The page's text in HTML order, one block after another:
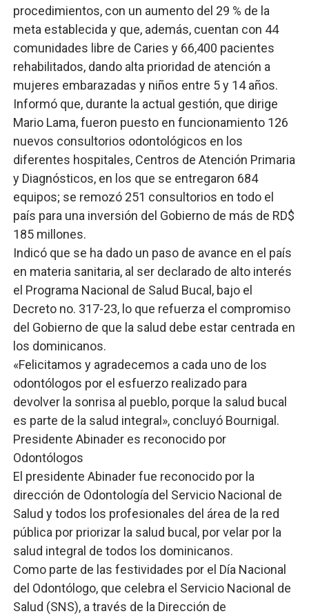
procedimientos, con un aumento del 29 % de la
meta establecida y que, además, cuentan con 44
comunidades libre de Caries y 66,400 pacientes
rehabilitados, dando alta prioridad de atención a
mujeres embarazadas y niños entre 5 y 14 años.
Informó que, durante la actual gestión, que dirige
Mario Lama, fueron puesto en funcionamiento 126
nuevos consultorios odontológicos en los
diferentes hospitales, Centros de Atención Primaria
y Diagnósticos, en los que se entregaron 684
equipos; se remozó 251 consultorios en todo el
país para una inversión del Gobierno de más de RD$
185 millones.
Indicó que se ha dado un paso de avance en el país
en materia sanitaria, al ser declarado de alto interés
el Programa Nacional de Salud Bucal, bajo el
Decreto no. 317-23, lo que refuerza el compromiso
del Gobierno de que la salud debe estar centrada en
los dominicanos.
«Felicitamos y agradecemos a cada uno de los
odontólogos por el esfuerzo realizado para
devolver la sonrisa al pueblo, porque la salud bucal
es parte de la salud integral», concluyó Bournigal.
Presidente Abinader es reconocido por
Odontólogos
El presidente Abinader fue reconocido por la
dirección de Odontología del Servicio Nacional de
Salud y todos los profesionales del área de la red
pública por priorizar la salud bucal, por velar por la
salud integral de todos los dominicanos.
Como parte de las festividades por el Día Nacional
del Odontólogo, que celebra el Servicio Nacional de
Salud (SNS), a través de la Dirección de